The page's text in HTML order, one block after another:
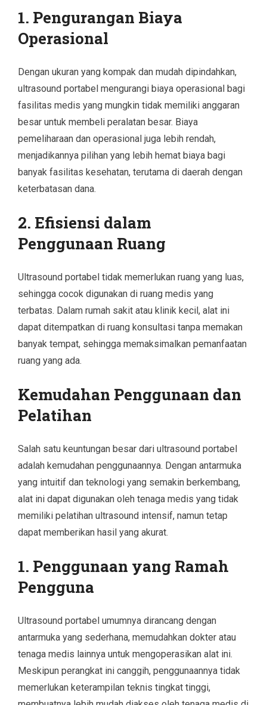
1. Pengurangan Biaya
Operasional
Dengan ukuran yang kompak dan mudah dipindahkan,
ultrasound portabel mengurangi biaya operasional bagi
fasilitas medis yang mungkin tidak memiliki anggaran
besar untuk membeli peralatan besar. Biaya
pemeliharaan dan operasional juga lebih rendah,
menjadikannya pilihan yang lebih hemat biaya bagi
banyak fasilitas kesehatan, terutama di daerah dengan
keterbatasan dana.
2. Efisiensi dalam
Penggunaan Ruang
Ultrasound portabel tidak memerlukan ruang yang luas,
sehingga cocok digunakan di ruang medis yang
terbatas. Dalam rumah sakit atau klinik kecil, alat ini
dapat ditempatkan di ruang konsultasi tanpa memakan
banyak tempat, sehingga memaksimalkan pemanfaatan
ruang yang ada.
Kemudahan Penggunaan dan
Pelatihan
Salah satu keuntungan besar dari ultrasound portabel
adalah kemudahan penggunaannya. Dengan antarmuka
yang intuitif dan teknologi yang semakin berkembang,
alat ini dapat digunakan oleh tenaga medis yang tidak
memiliki pelatihan ultrasound intensif, namun tetap
dapat memberikan hasil yang akurat.
1. Penggunaan yang Ramah
Pengguna
Ultrasound portabel umumnya dirancang dengan
antarmuka yang sederhana, memudahkan dokter atau
tenaga medis lainnya untuk mengoperasikan alat ini.
Meskipun perangkat ini canggih, penggunaannya tidak
memerlukan keterampilan teknis tingkat tinggi,